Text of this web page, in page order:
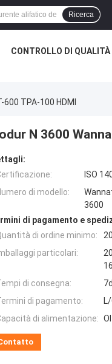
Ricerca
CONTROLLO DI QUALITÀ
TPA-100 HDMI
N 3600
ISO
di modello:
3600
di pagamento e
di ordine minimo:
particolari:
di consegna:
di pagamento:
di alimentazione: